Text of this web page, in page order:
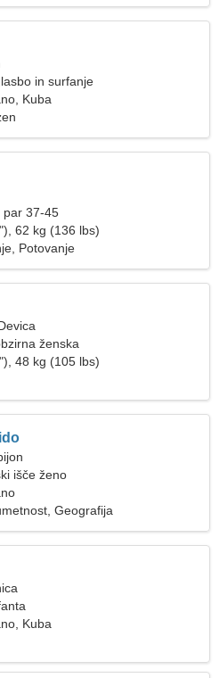
in surfanje
Kuba
par 37-45
62 kg (136 lbs)
Potovanje
ženska
48 kg (105 lbs)
išče ženo
Geografija
Kuba